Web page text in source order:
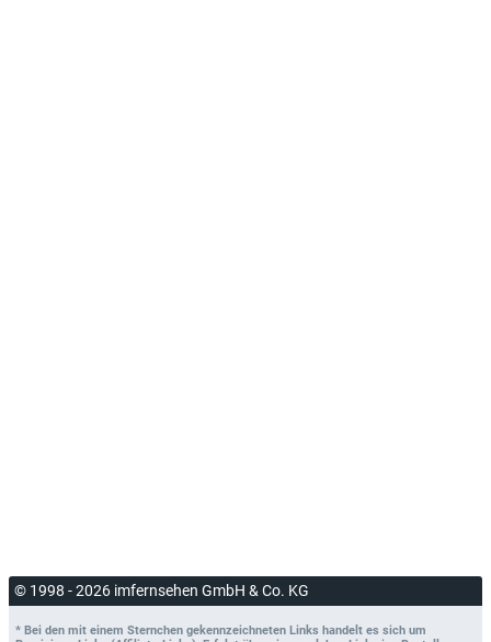
© 1998 - 2026 imfernsehen GmbH & Co. KG
* Bei den mit einem Sternchen gekennzeichneten Links handelt es sich um